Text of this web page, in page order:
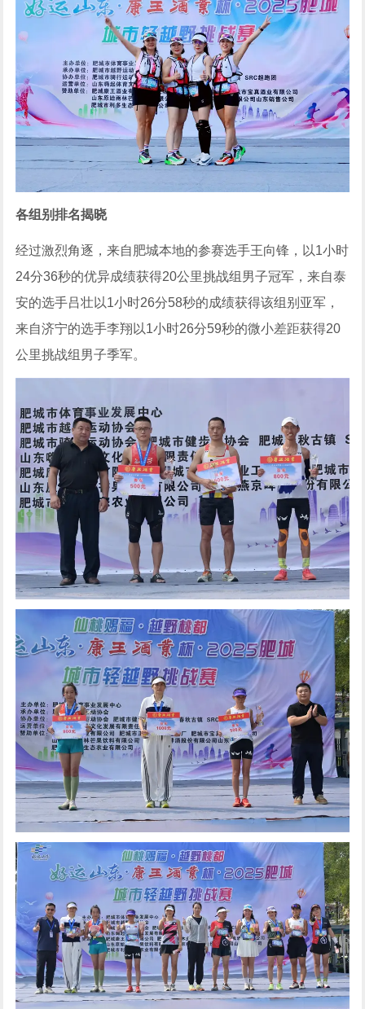
各组别排名揭晓
经过激烈角逐，来自肥城本地的参赛选手王向锋，以1小时
24分36秒的优异成绩获得20公里挑战组男子冠军，来自泰
安的选手吕壮以1小时26分58秒的成绩获得该组别亚军，
来自济宁的选手李翔以1小时26分59秒的微小差距获得20
公里挑战组男子季军。